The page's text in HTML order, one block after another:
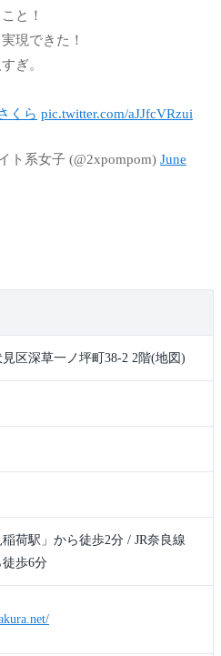
と！
現できた！
ぎ。
くら pic.twitter.com/aJJfcVRzui
系女子 (@2xpompom) June
区深草一ノ坪町38-2 2階(地図)
荷駅」から徒歩2分 / JR奈良線
徒歩6分